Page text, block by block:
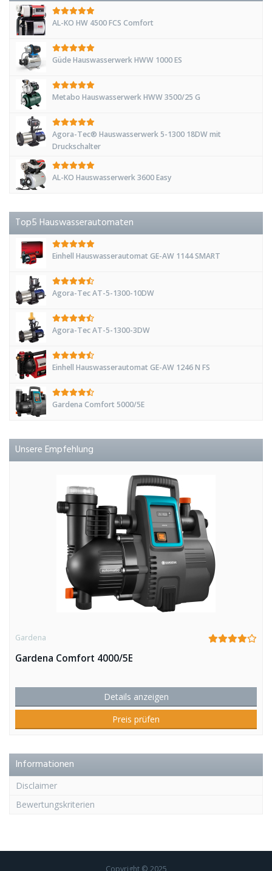
AL-KO HW 4500 FCS Comfort
Güde Hauswasserwerk HWW 1000 ES
Metabo Hauswasserwerk HWW 3500/25 G
Agora-Tec® Hauswasserwerk 5-1300 18DW mit
Druckschalter
AL-KO Hauswasserwerk 3600 Easy
Top5 Hauswasserautomaten
Einhell Hauswasserautomat GE-AW 1144 SMART
Agora-Tec AT-5-1300-10DW
Agora-Tec AT-5-1300-3DW
Einhell Hauswasserautomat GE-AW 1246 N FS
Gardena Comfort 5000/5E
Unsere Empfehlung
Gardena
Gardena Comfort 4000/5E
Details anzeigen
Preis prüfen
Informationen
Disclaimer
Bewertungskriterien
Copyright © 2025